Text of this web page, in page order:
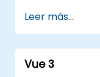
Leer más...
Vue 3